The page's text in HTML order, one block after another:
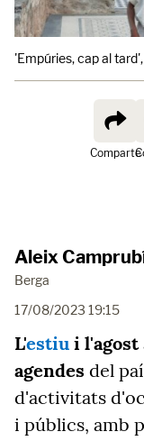
'Empúries, cap al
Comparte
Aleix
Berga
17/08/2023 19:15
L'estiu i l'agost
agendes del
d'activitats
i públics, amb